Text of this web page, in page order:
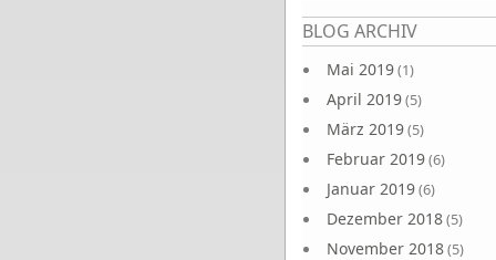
BLOG ARCHIV
Mai 2019(1)
April 2019(5)
März 2019(5)
Februar 2019(6)
Januar 2019(6)
Dezember 2018(5)
November 2018(5)
Seiten